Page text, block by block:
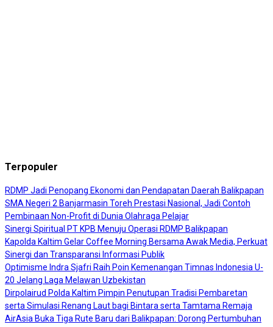
Terpopuler
RDMP Jadi Penopang Ekonomi dan Pendapatan Daerah Balikpapan
SMA Negeri 2 Banjarmasin Toreh Prestasi Nasional, Jadi Contoh
Pembinaan Non-Profit di Dunia Olahraga Pelajar
Sinergi Spiritual PT KPB Menuju Operasi RDMP Balikpapan
Kapolda Kaltim Gelar Coffee Morning Bersama Awak Media, Perkuat
Sinergi dan Transparansi Informasi Publik
Optimisme Indra Sjafri Raih Poin Kemenangan Timnas Indonesia U-
20 Jelang Laga Melawan Uzbekistan
Dirpolairud Polda Kaltim Pimpin Penutupan Tradisi Pembaretan
serta Simulasi Renang Laut bagi Bintara serta Tamtama Remaja
AirAsia Buka Tiga Rute Baru dari Balikpapan: Dorong Pertumbuhan